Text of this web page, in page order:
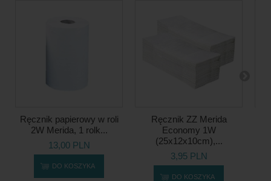
Ręcznik papierowy w roli
2W Merida, 1 rolk...
13,00 PLN
DO KOSZYKA
Ręcznik ZZ Merida
Economy 1W
(25x12x10cm),...
3,95 PLN
DO KOSZYKA